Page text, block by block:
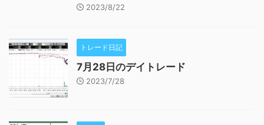
2023/8/22
トレード日記
7月28日のデイトレード
2023/7/28